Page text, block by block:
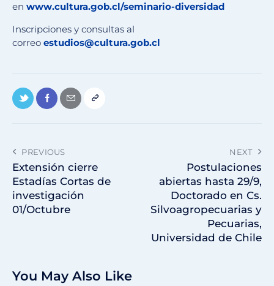
en www.cultura.gob.cl/seminario-diversidad
Inscripciones y consultas al
correo estudios@cultura.gob.cl
PREVIOUS
Extensión cierre
Estadías Cortas de
investigación
01/Octubre
NEXT
Postulaciones
abiertas hasta 29/9,
Doctorado en Cs.
Silvoagropecuarias y
Pecuarias,
Universidad de Chile
You May Also Like